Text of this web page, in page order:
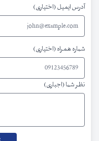
آدرس ایمیل (اختیاری)
شماره همراه (اختیاری)
نظر شما (اجباری)